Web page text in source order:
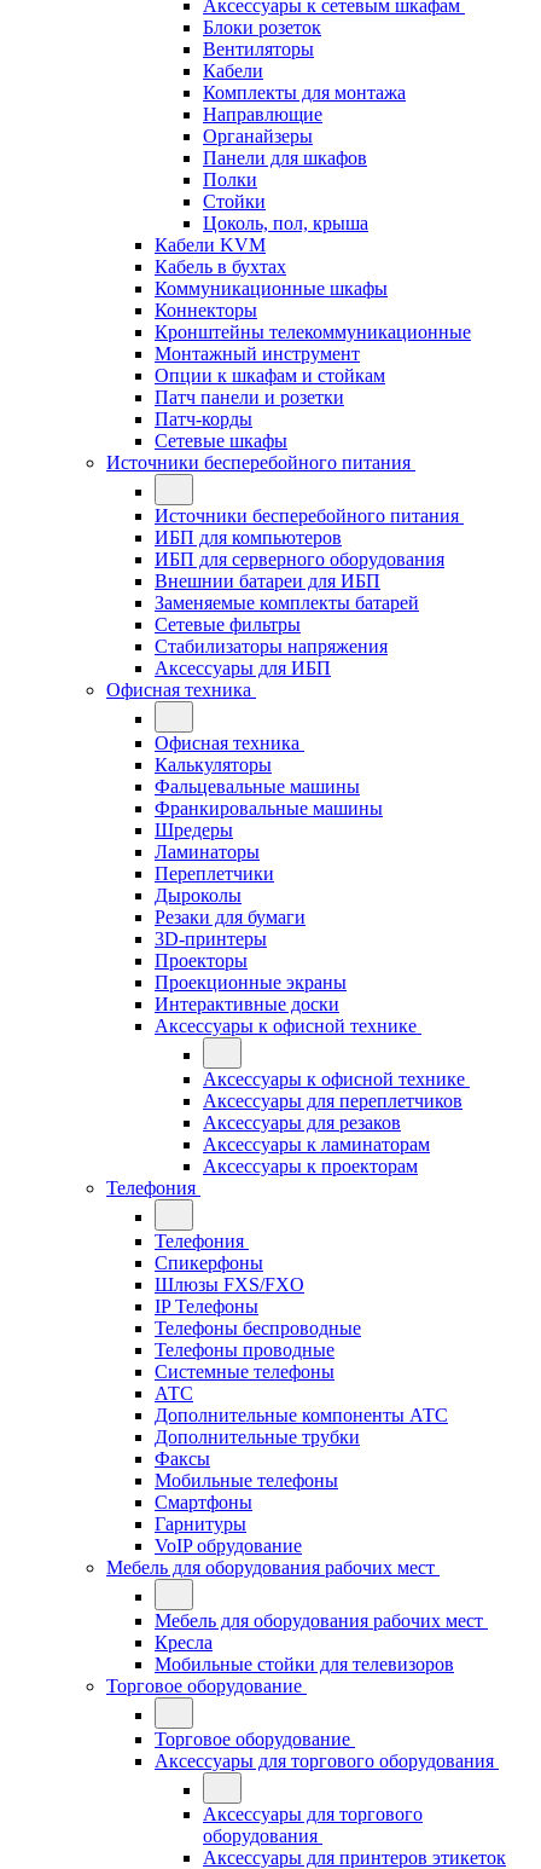
Аксессуары к сетевым шкафам
Блоки розеток
Вентиляторы
Кабели
Комплекты для монтажа
Направлющие
Органайзеры
Панели для шкафов
Полки
Стойки
Цоколь, пол, крыша
Кабели KVM
Кабель в бухтах
Коммуникационные шкафы
Коннекторы
Кронштейны телекоммуникационные
Монтажный инструмент
Опции к шкафам и стойкам
Патч панели и розетки
Патч-корды
Сетевые шкафы
Источники бесперебойного питания
Источники бесперебойного питания
ИБП для компьютеров
ИБП для серверного оборудования
Внешнии батареи для ИБП
Заменяемые комплекты батарей
Сетевые фильтры
Стабилизаторы напряжения
Аксессуары для ИБП
Офисная техника
Офисная техника
Калькуляторы
Фальцевальные машины
Франкировальные машины
Шредеры
Ламинаторы
Переплетчики
Дыроколы
Резаки для бумаги
3D-принтеры
Проекторы
Проекционные экраны
Интерактивные доски
Аксессуары к офисной технике
Аксессуары к офисной технике
Аксессуары для переплетчиков
Аксессуары для резаков
Аксессуары к ламинаторам
Аксессуары к проекторам
Телефония
Телефония
Спикерфоны
Шлюзы FXS/FXO
IP Телефоны
Телефоны беспроводные
Телефоны проводные
Системные телефоны
АТС
Дополнительные компоненты АТС
Дополнительные трубки
Факсы
Мобильные телефоны
Смартфоны
Гарнитуры
VoIP обрудование
Мебель для оборудования рабочих мест
Мебель для оборудования рабочих мест
Кресла
Мобильные стойки для телевизоров
Торговое оборудование
Торговое оборудование
Аксессуары для торгового оборудования
Аксессуары для торгового
оборудования
Аксессуары для принтеров этикеток